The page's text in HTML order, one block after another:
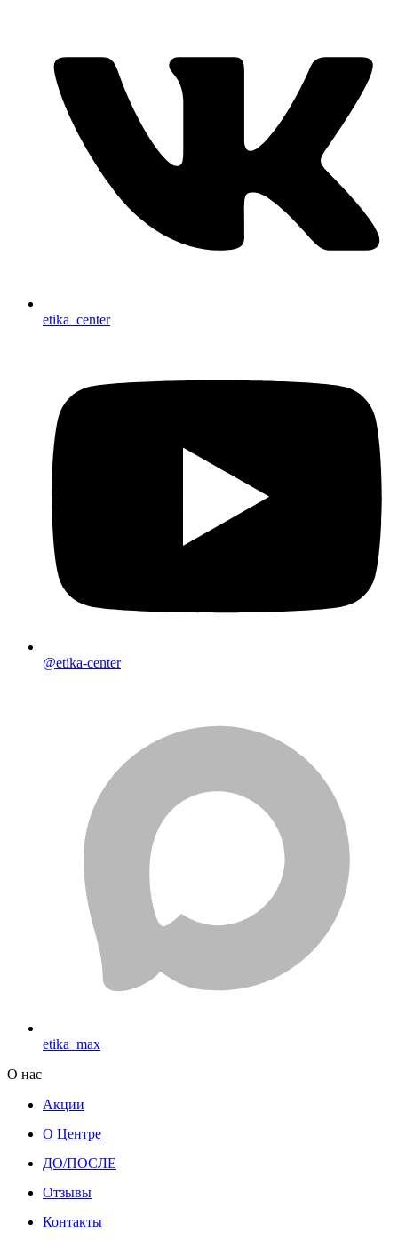
etika_center
@etika-center
etika_max
О нас
Акции
О Центре
ДО/ПОСЛЕ
Отзывы
Контакты